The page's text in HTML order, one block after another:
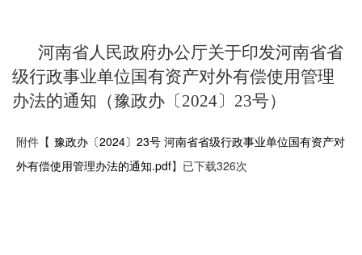
河南省人民政府办公厅关于印发河南省省
级行政事业单位国有资产对外有偿使用管理
办法的通知（豫政办〔2024〕23号）
附件【 豫政办〔2024〕23号 河南省省级行政事业单位国有资产对
外有偿使用管理办法的通知.pdf】已下载326次